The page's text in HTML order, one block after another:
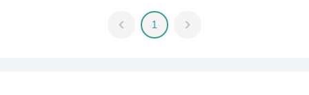
chevron_left 1 chevron_right